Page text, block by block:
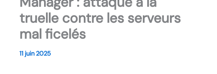
truelle contre les serveurs
mal ficelés
11 juin 2025